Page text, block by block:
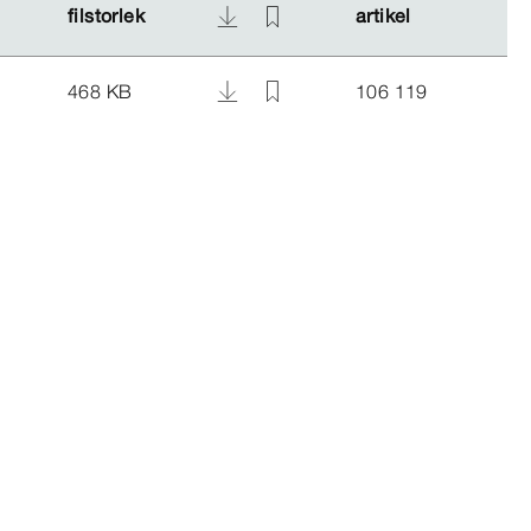
filstorlek artikel
filstorlek artikel
468 KB 106 119